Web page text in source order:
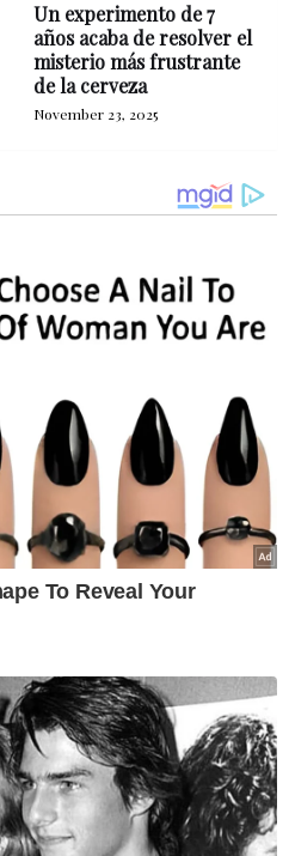
Un experimento de 7
años acaba de resolver el
misterio más frustrante
de la cerveza
November 23, 2025